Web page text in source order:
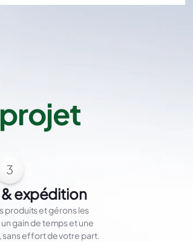
3
expédition
produits et gérons les
gain de temps et une
effort de votre part.